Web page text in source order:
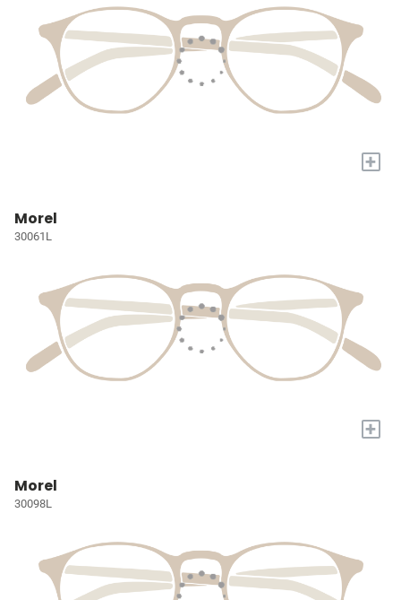
+
Morel
30061L
+
Morel
30098L